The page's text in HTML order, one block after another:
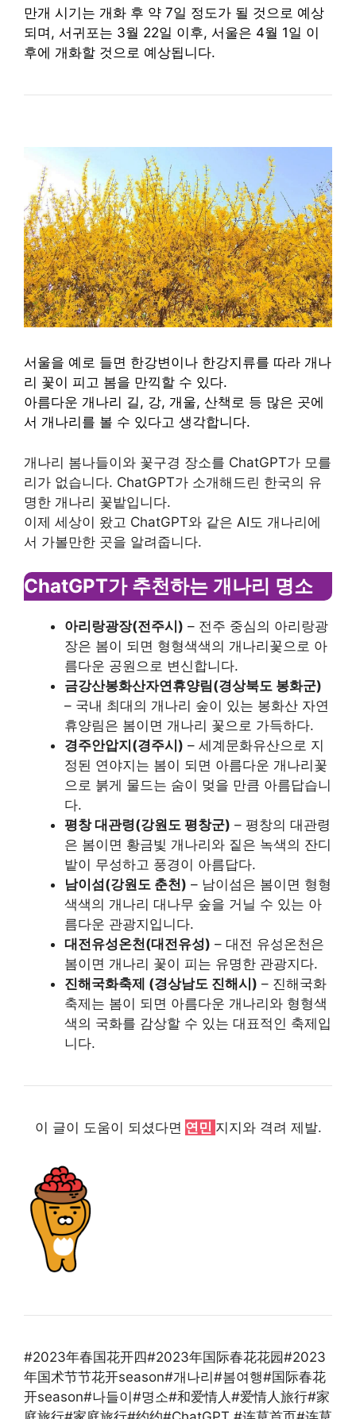
만개 시기는 개화 후 약 7일 정도가 될 것으로 예상
되며, 서귀포는 3월 22일 이후, 서울은 4월 1일 이
후에 개화할 것으로 예상됩니다.
서울을 예로 들면 한강변이나 한강지류를 따라 개나
리 꽃이 피고 봄을 만끽할 수 있다.
아름다운 개나리 길, 강, 개울, 산책로 등 많은 곳에
서 개나리를 볼 수 있다고 생각합니다.
개나리 봄나들이와 꽃구경 장소를 ChatGPT가 모를
리가 없습니다. ChatGPT가 소개해드린 한국의 유
명한 개나리 꽃밭입니다.
이제 세상이 왔고 ChatGPT와 같은 AI도 개나리에
서 가볼만한 곳을 알려줍니다.
ChatGPT가 추천하는 개나리 명소
아리랑광장(전주시) – 전주 중심의 아리랑광
장은 봄이 되면 형형색색의 개나리꽃으로 아
름다운 공원으로 변신합니다.
금강산봉화산자연휴양림(경상북도 봉화군)
– 국내 최대의 개나리 숲이 있는 봉화산 자연
휴양림은 봄이면 개나리 꽃으로 가득하다.
경주안압지(경주시) – 세계문화유산으로 지
정된 연야지는 봄이 되면 아름다운 개나리꽃
으로 붉게 물드는 숨이 멎을 만큼 아름답습니
다.
평창 대관령(강원도 평창군) – 평창의 대관령
은 봄이면 황금빛 개나리와 짙은 녹색의 잔디
밭이 무성하고 풍경이 아름답다.
남이섬(강원도 춘천) – 남이섬은 봄이면 형형
색색의 개나리 대나무 숲을 거닐 수 있는 아
름다운 관광지입니다.
대전유성온천(대전유성) – 대전 유성온천은
봄이면 개나리 꽃이 피는 유명한 관광지다.
진해국화축제 (경상남도 진해시) – 진해국화
축제는 봄이 되면 아름다운 개나리와 형형색
색의 국화를 감상할 수 있는 대표적인 축제입
니다.
이 글이 도움이 되셨다면 연민 지지와 격려 제발.
#2023年春国花开四#2023年国际春花花园#2023
年国术节节花开season#개나리#봄여행#国际春花
开season#나들이#명소#和爱情人#爱情人旅行#家